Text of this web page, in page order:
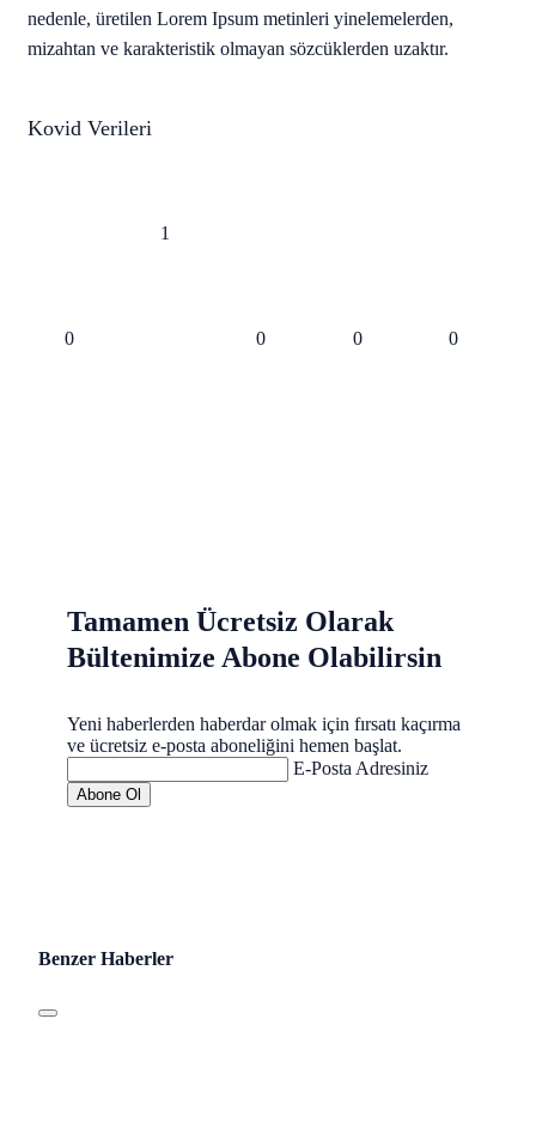
nedenle, üretilen Lorem Ipsum metinleri yinelemelerden,
mizahtan ve karakteristik olmayan sözcüklerden uzaktır.
Kovid Verileri
0
1
0 0 0
Tamamen Ücretsiz Olarak
Bültenimize Abone Olabilirsin
Yeni haberlerden haberdar olmak için fırsatı kaçırma
ve ücretsiz e-posta aboneliğini hemen başlat.
E-Posta Adresiniz
Benzer Haberler